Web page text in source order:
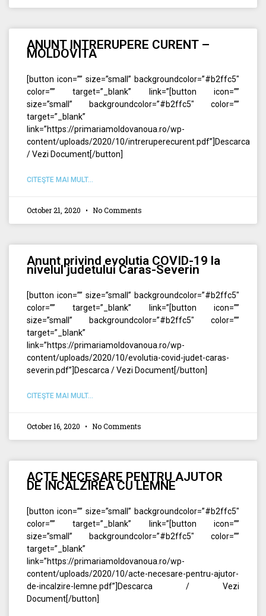
ANUNT INTRERUPERE CURENT –
MOLDOVITA
[button icon=”” size=”small” backgroundcolor=”#b2ffc5″
color=”” target=”_blank” link=”[button icon=””
size=”small” backgroundcolor=”#b2ffc5″ color=””
target=”_blank”
link=”https://primariamoldovanoua.ro/wp-
content/uploads/2020/10/intreruperecurent.pdf”]Descarca
/ Vezi Document[/button]
CITEŞTE MAI MULT...
October 21, 2020 No Comments
Anunt privind evolutia COVID-19 la
nivelul judetului Caras-Severin
[button icon=”” size=”small” backgroundcolor=”#b2ffc5″
color=”” target=”_blank” link=”[button icon=””
size=”small” backgroundcolor=”#b2ffc5″ color=””
target=”_blank”
link=”https://primariamoldovanoua.ro/wp-
content/uploads/2020/10/evolutia-covid-judet-caras-
severin.pdf”]Descarca / Vezi Document[/button]
CITEŞTE MAI MULT...
October 16, 2020 No Comments
ACTE NECESARE PENTRU AJUTOR
DE INCALZIREA CU LEMNE
[button icon=”” size=”small” backgroundcolor=”#b2ffc5″
color=”” target=”_blank” link=”[button icon=””
size=”small” backgroundcolor=”#b2ffc5″ color=””
target=”_blank”
link=”https://primariamoldovanoua.ro/wp-
content/uploads/2020/10/acte-necesare-pentru-ajutor-
de-incalzire-lemne.pdf”]Descarca / Vezi
Document[/button]